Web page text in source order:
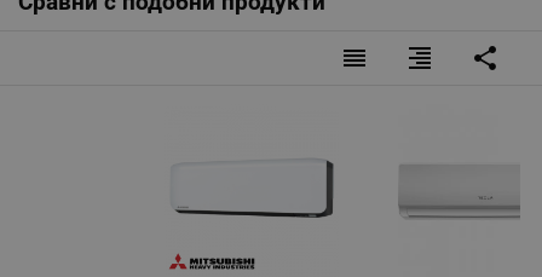
reorder format_align_right share